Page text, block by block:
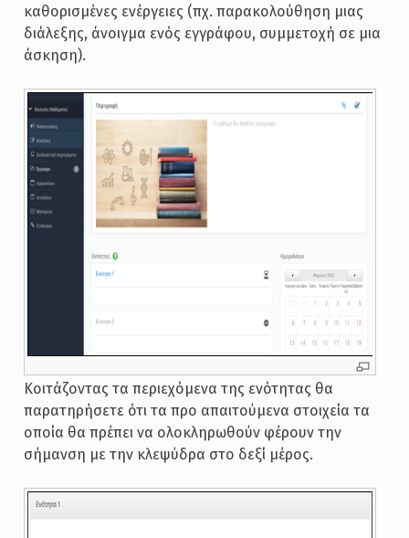
καθορισμένες ενέργειες (πχ. παρακολούθηση μιας
διάλεξης, άνοιγμα ενός εγγράφου, συμμετοχή σε μια
άσκηση).
Κοιτάζοντας τα περιεχόμενα της ενότητας θα
παρατηρήσετε ότι τα προ απαιτούμενα στοιχεία τα
οποία θα πρέπει να ολοκληρωθούν φέρουν την
σήμανση με την κλεψύδρα στο δεξί μέρος.